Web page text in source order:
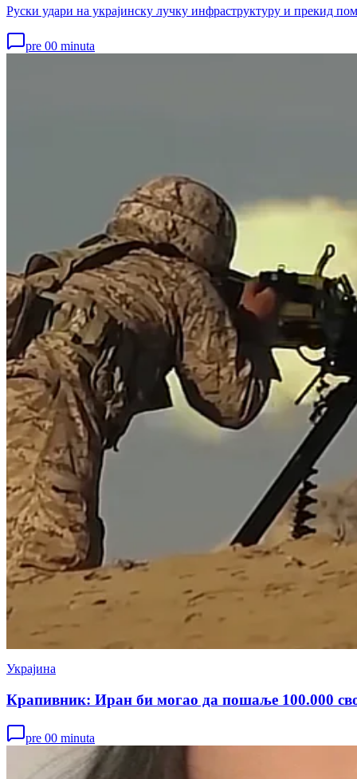
Руски удари на украјинску лучку инфраструктуру и прекид
pre 00 minuta
Украјина
Крапивник: Иран би могао да пошаље 100.000
pre 00 minuta